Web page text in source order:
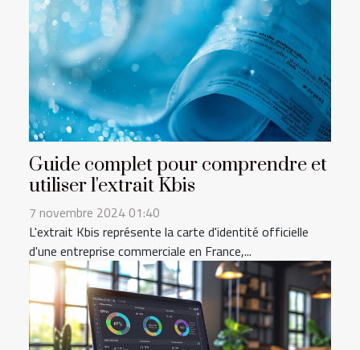
Guide complet pour comprendre et
utiliser l'extrait Kbis
7 novembre 2024 01:40
L'extrait Kbis représente la carte d'identité officielle
d'une entreprise commerciale en France,...